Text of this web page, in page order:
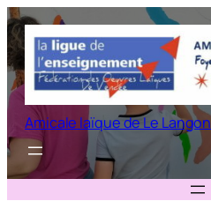
Aller
au
contenu
Amicale laïque de Le Langon